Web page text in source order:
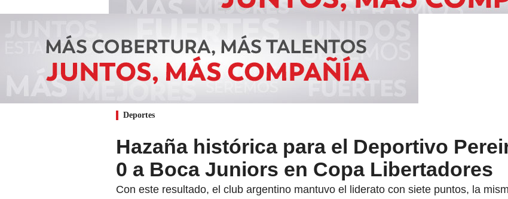
Deportes
Hazaña histórica para el Deportivo
0 a Boca Juniors en Copa Libertadores
Con este resultado, el club argentino mantuvo el liderato con siete puntos, la